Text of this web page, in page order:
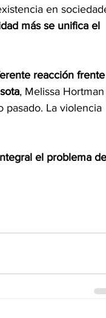
en
más se unifica el
reacción frente
, Melissa
pasado. La violencia
el problema de